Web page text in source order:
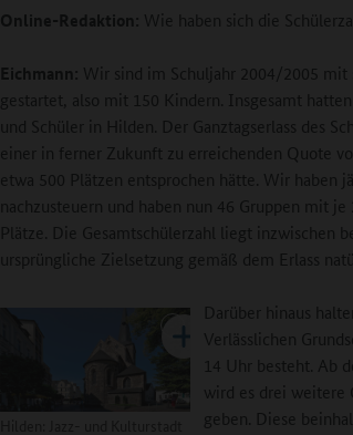
Online-Redaktion: Wie haben sich die
Eichmann: Wir sind im Schuljahr 2004/2005 mit
gestartet, also mit 150 Kindern. Insgesamt
und Schüler in Hilden. Der Ganztagserlass des
einer in ferner Zukunft zu erreichenden Quote
etwa 500 Plätzen entsprochen hätte. Wir haben
nachzusteuern und haben nun 46 Gruppen mit
Plätze. Die Gesamtschülerzahl liegt inzwischen
ursprüngliche Zielsetzung gemäß dem Erlass
Darüber hinaus
Verlässlichen
14 Uhr besteht. Ab
wird es drei weitere
geben. Diese